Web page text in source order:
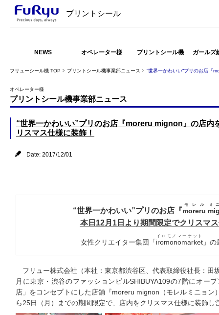
プリントシール
NEWS オペレーター様 プリントシール機 ガールズ
フリューシール機 TOP プリントシール機事業部ニュース “世界一かわいい”プリのお店『
オペレーター様
プリントシール機事業部ニュース
“世界一かわいい”プリのお店『moreru mignon』の店内
リスマス仕様に装飾！
Date: 2017/12/01
“世界一かわいい”プリのお店『 moreru
モレル ミ
本日12月1日より期間限定でクリスマ
女性クリエイター集団「iromonomarket
イロモノマーケット
」
フリュー株式会社（本社：東京都渋谷区、代表取締役社長：田
月に東京・渋谷のファッションビルSHIBUYA109の7階にオー
店」をコンセプトにした店舖『moreru mignon（モレルミニョン
ら25日（月）までの期間限定で、店内をクリスマス仕様に装飾し